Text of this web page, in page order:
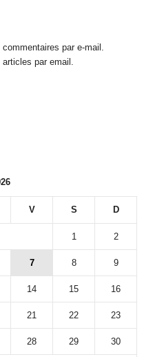
par e-mail.
par email.
V S D
1 2
7 8 9
14 15 16
21 22 23
28 29 30